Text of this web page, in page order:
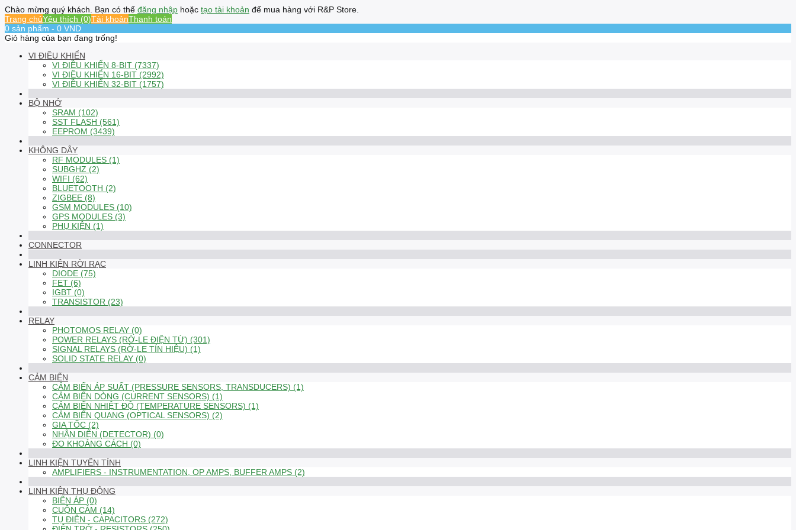
Chào mừng quý khách. Bạn có thể đăng nhập hoặc tạo tài khoản để mua hàng với R&P Store.
Trang chủYêu thích (0)Tài khoảnThanh toán
0 sản phẩm - 0 VND
Giỏ hàng của bạn đang trống!
VI ĐIỀU KHIỂN
VI ĐIỀU KHIỂN 8-BIT (7337)
VI ĐIỀU KHIỂN 16-BIT (2992)
VI ĐIỀU KHIỂN 32-BIT (1757)
BỘ NHỚ
SRAM (102)
SST FLASH (561)
EEPROM (3439)
KHÔNG DÂY
RF MODULES (1)
SUBGHZ (2)
WIFI (62)
BLUETOOTH (2)
ZIGBEE (8)
GSM MODULES (10)
GPS MODULES (3)
PHỤ KIỆN (1)
CONNECTOR
LINH KIỆN RỜI RẠC
DIODE (75)
FET (6)
IGBT (0)
TRANSISTOR (23)
RELAY
PHOTOMOS RELAY (0)
POWER RELAYS (RỜ-LE ĐIỆN TỪ) (301)
SIGNAL RELAYS (RỜ-LE TÍN HIỆU) (1)
SOLID STATE RELAY (0)
CẢM BIẾN
CẢM BIẾN ÁP SUẤT (PRESSURE SENSORS, TRANSDUCERS) (1)
CẢM BIẾN DÒNG (CURRENT SENSORS) (1)
CẢM BIẾN NHIỆT ĐỘ (TEMPERATURE SENSORS) (1)
CẢM BIẾN QUANG (OPTICAL SENSORS) (2)
GIA TỐC (2)
NHẬN DIỆN (DETECTOR) (0)
ĐO KHOẢNG CÁCH (0)
LINH KIỆN TUYẾN TÍNH
AMPLIFIERS - INSTRUMENTATION, OP AMPS, BUFFER AMPS (2)
LINH KIỆN THỤ ĐỘNG
BIẾN ÁP (0)
CUỘN CẢM (14)
TỤ ĐIỆN - CAPACITORS (272)